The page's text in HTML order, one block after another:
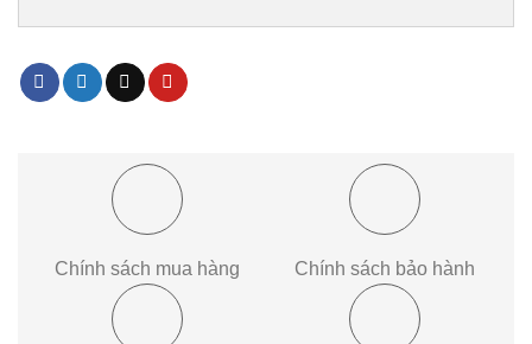
Chính sách mua hàng Chính sách bảo hành